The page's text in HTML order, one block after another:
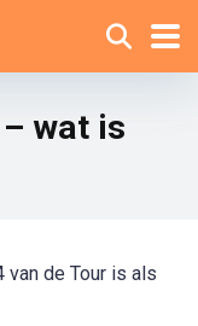
wat is
van de Tour is als